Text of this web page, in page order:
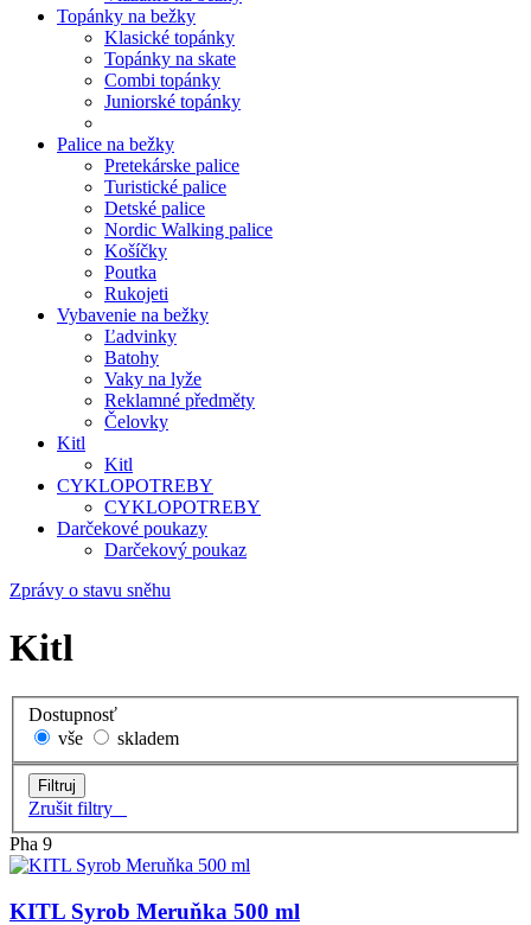
Topánky na bežky
Klasické topánky
Topánky na skate
Combi topánky
Juniorské topánky
Palice na bežky
Pretekárske palice
Turistické palice
Detské palice
Nordic Walking palice
Košíčky
Poutka
Rukojeti
Vybavenie na bežky
Ľadvinky
Batohy
Vaky na lyže
Reklamné předměty
Čelovky
Kitl
Kitl
CYKLOPOTREBY
CYKLOPOTREBY
Darčekové poukazy
Darčekový poukaz
Zprávy o stavu sněhu
Kitl
Dostupnosť
vše
skladem
Zrušit filtry
Pha 9
KITL Syrob Meruňka 500 ml